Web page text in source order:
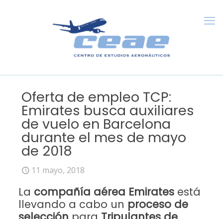
Oferta de empleo TCP:
Emirates busca auxiliares
de vuelo en Barcelona
durante el mes de mayo
de 2018
11 mayo, 2018
La compañía aérea Emiratesestá
llevando a cabo un proceso de